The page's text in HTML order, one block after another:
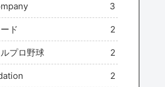
3
ド 2
プロ野球 2
2